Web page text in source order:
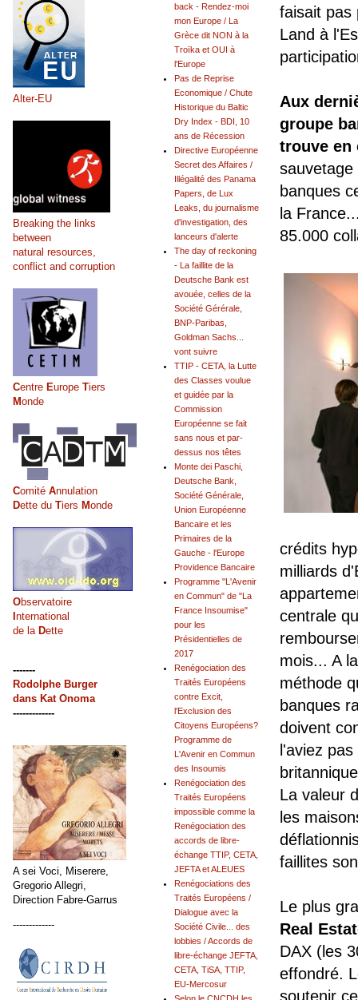
faisait pas
Land à
Aux
groupe
trouve en
sauvetage
banques
la
85.000
crédits
milliards
centrale
mois... A
méthode
banques
doivent
l'aviez
La valeur
les
faillites
Le plus
Real
DAX (les
effondré.
soutenir
back - Rendez-moi
mon Europe / La
Grèce dit NON à la
Troïka et OUI à
l'Europe
Pas de Reprise
Economique / Chute
Historique du Baltic
Dry Index - BDI, 10
ans de Récession
Directive Européenne
Secret des Affaires /
Illégalité des Panama
Papers, de Lux
Leaks, du journalisme
d'investigation, des
lanceurs d'alerte
The day of reckoning
- La faillite de la
Deutsche Bank est
avouée, celles de la
Société Gérérale,
BNP-Paribas,
Goldman Sachs...
vont suivre
TTIP - CETA, la Lutte
des Classes voulue
et guidée par la
Commission
Européenne se fait
sans nous et par-
dessus nos têtes
Monte dei Paschi,
Deutsche Bank,
Société Générale,
Union Européenne
Bancaire et les
Primaires de la
Gauche - l'Europe
Providence Bancaire
Programme "L'Avenir
en Commun" de "La
France Insoumise"
pour les
Présidentielles de
2017
Renégociation des
Traités Européens
contre Excit,
l'Exclusion des
Citoyens Européens?
Programme de
L'Avenir en Commun
des Insoumis
Renégociation des
Traités Européens
impossible comme la
Renégociation des
accords de libre-
échange TTIP, CETA,
JEFTA et ALEUES
Renégociations des
Traités Européens /
Dialogue avec la
Société Civile... des
lobbies / Accords de
libre-échange JEFTA,
CETA, TiSA, TTIP,
EU-Mercosur
Alter-EU
Breaking the links
between
natural resources,
conflict and corruption
Centre Europe Tiers
Monde
Comité Annulation
Dette du Tiers Monde
Observatoire
International
de la Dette
-------
Rodolphe Burger
dans Kat Onoma
-------------
A sei Voci, Miserere,
Gregorio Allegri,
Direction Fabre-Garrus
-------------